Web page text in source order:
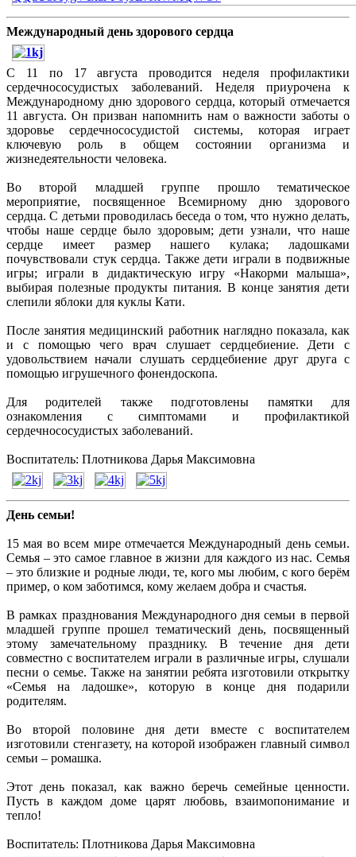
Международный день здорового сердца
С 11 по 17 августа проводится неделя профилактики
сердечнососудистых заболеваний. Неделя приурочена к
Международному дню здорового сердца, который отмечается
11 августа. Он призван напомнить нам о важности заботы о
здоровье сердечнососудистой системы, которая играет
ключевую роль в общем состоянии организма и
жизнедеятельности человека.
Во второй младшей группе прошло тематическое
мероприятие, посвященное Всемирному дню здорового
сердца. С детьми проводилась беседа о том, что нужно делать,
чтобы наше сердце было здоровым; дети узнали, что наше
сердце имеет размер нашего кулака; ладошками
почувствовали стук сердца. Также дети играли в подвижные
игры; играли в дидактическую игру «Накорми малыша»,
выбирая полезные продукты питания. В конце занятия дети
слепили яблоки для куклы Кати.
После занятия медицинский работник наглядно показала, как
и с помощью чего врач слушает сердцебиение. Дети с
удовольствием начали слушать сердцебиение друг друга с
помощью игрушечного фонендоскопа.
Для родителей также подготовлены памятки для
ознакомления с симптомами и профилактикой
сердечнососудистых заболеваний.
Воспитатель: Плотникова Дарья Максимовна
День семьи!
15 мая во всем мире отмечается Международный день семьи.
Семья – это самое главное в жизни для каждого из нас. Семья
– это близкие и родные люди, те, кого мы любим, с кого берём
пример, о ком заботимся, кому желаем добра и счастья.
В рамках празднования Международного дня семьи в первой
младшей группе прошел тематический день, посвященный
этому замечательному празднику. В течение дня дети
совместно с воспитателем играли в различные игры, слушали
песни о семье. Также на занятии ребята изготовили открытку
«Семья на ладошке», которую в конце дня подарили
родителям.
Во второй половине дня дети вместе с воспитателем
изготовили стенгазету, на которой изображен главный символ
семьи – ромашка.
Этот день показал, как важно беречь семейные ценности.
Пусть в каждом доме царят любовь, взаимопонимание и
тепло!
Воспитатель: Плотникова Дарья Максимовна